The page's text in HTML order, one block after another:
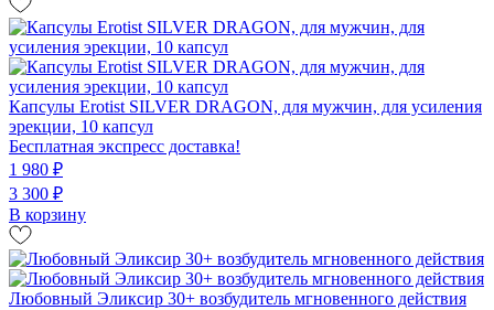
Капсулы Erotist SILVER DRAGON, для мужчин, для усиления
эрекции, 10 капсул
Бесплатная экспресс доставка!
1 980 ₽
3 300 ₽
В корзину
Любовный Эликсир 30+ возбудитель мгновенного действия